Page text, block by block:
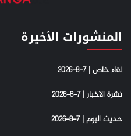
المنشورات الأخيرة
لقاء خاص | 7-8-2026
نشرة الاخبار | 7-8-2026
حديث اليوم | 7-8-2026